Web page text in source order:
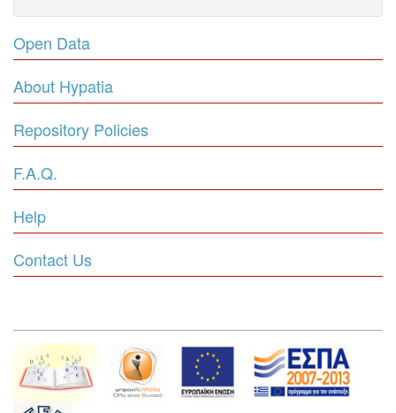
Open Data
About Hypatia
Repository Policies
F.A.Q.
Help
Contact Us